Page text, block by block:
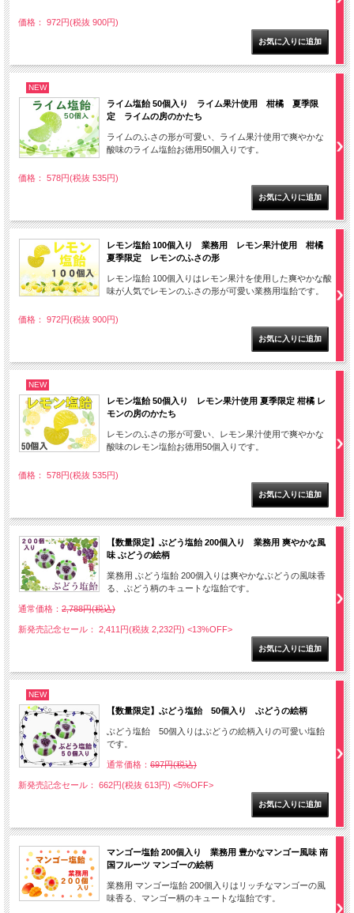
価格： 972円(税抜 900円)
NEW
ライム塩飴 50個入り ライム果汁使用 柑橘 夏季限
定 ライムの房のかたち
ライムのふさの形が可愛い、ライム果汁使用で爽やかな
酸味のライム塩飴お徳用50個入りです。
価格： 578円(税抜 535円)
レモン塩飴 100個入り 業務用 レモン果汁使用 柑橘
夏季限定 レモンのふさの形
レモン塩飴 100個入りはレモン果汁を使用した爽やかな酸
味が人気でレモンのふさの形が可愛い業務用塩飴です。
価格： 972円(税抜 900円)
NEW
レモン塩飴 50個入り レモン果汁使用 夏季限定 柑橘 レ
モンの房のかたち
レモンのふさの形が可愛い、レモン果汁使用で爽やかな
酸味のレモン塩飴お徳用50個入りです。
価格： 578円(税抜 535円)
【数量限定】ぶどう塩飴 200個入り 業務用 爽やかな風
味 ぶどうの絵柄
業務用 ぶどう塩飴 200個入りは爽やかなぶどうの風味香
る、ぶどう柄のキュートな塩飴です。
通常価格： 2,788円(税込)
新発売記念セール： 2,411円(税抜 2,232円) <13%OFF>
NEW
【数量限定】ぶどう塩飴 50個入り ぶどうの絵柄
ぶどう塩飴 50個入りはぶどうの絵柄入りの可愛い塩飴
です。
通常価格： 697円(税込)
新発売記念セール： 662円(税抜 613円) <5%OFF>
マンゴー塩飴 200個入り 業務用 豊かなマンゴー風味 南
国フルーツ マンゴーの絵柄
業務用 マンゴー塩飴 200個入りはリッチなマンゴーの風
味香る、マンゴー柄のキュートな塩飴です。